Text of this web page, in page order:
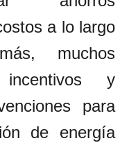
a lo largo
muchos
y
para
de energía